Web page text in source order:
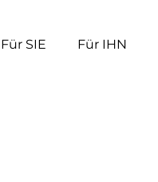
Für SIE Für IHN